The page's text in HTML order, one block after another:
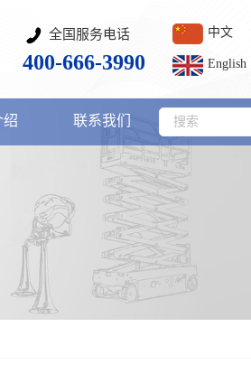
全国服务电话
400-666-3990
中文
English
绍 联系我们